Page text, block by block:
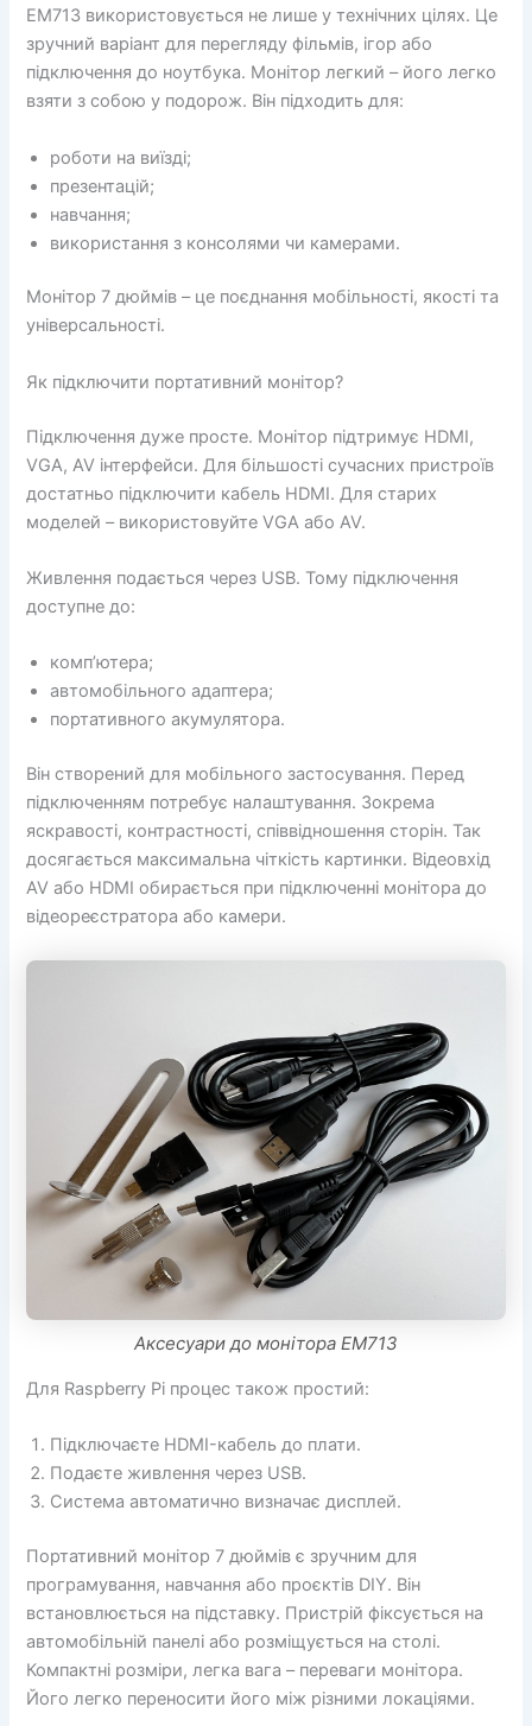
EM713 використовується не лише у технічних цілях. Це
зручний варіант для перегляду фільмів, ігор або
підключення до ноутбука. Монітор легкий – його легко
взяти з собою у подорож. Він підходить для:
роботи на виїзді;
презентацій;
навчання;
використання з консолями чи камерами.
Монітор 7 дюймів – це поєднання мобільності, якості та
універсальності.
Як підключити портативний монітор?
Підключення дуже просте. Монітор підтримує HDMI,
VGA, AV інтерфейси. Для більшості сучасних пристроїв
достатньо підключити кабель HDMI. Для старих
моделей – використовуйте VGA або AV.
Живлення подається через USB. Тому підключення
доступне до:
комп’ютера;
автомобільного адаптера;
портативного акумулятора.
Він створений для мобільного застосування. Перед
підключенням потребує налаштування. Зокрема
яскравості, контрастності, співвідношення сторін. Так
досягається максимальна чіткість картинки. Відеовхід
AV або HDMI обирається при підключенні монітора до
відеореєстратора або камери.
Аксесуари до монітора EM713
Для Raspberry Pi процес також простий:
Підключаєте HDMI-кабель до плати.
Подаєте живлення через USB.
Система автоматично визначає дисплей.
Портативний монітор 7 дюймів є зручним для
програмування, навчання або проєктів DIY. Він
встановлюється на підставку. Пристрій фіксується на
автомобільній панелі або розміщується на столі.
Компактні розміри, легка вага – переваги монітора.
Його легко переносити його між різними локаціями.